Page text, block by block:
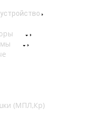
(МПЛ,Кр)